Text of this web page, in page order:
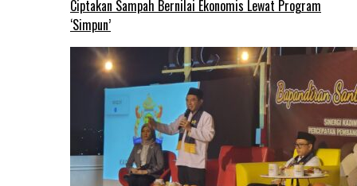
Ciptakan Sampah Bernilai Ekonomis Lewat Program
‘Simpun’